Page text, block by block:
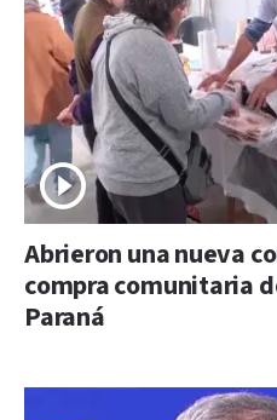
Abrieron una nueva
compra comunitaria
Paraná